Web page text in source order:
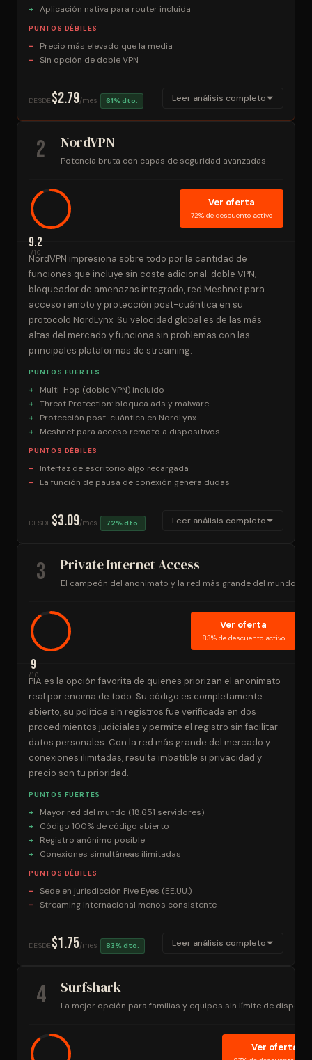
Aplicación nativa para router incluida
PUNTOS DÉBILES
Precio más elevado que la media
Sin opción de doble VPN
DESDE $2.79/mes 61% dto. Leer análisis completo
2 NordVPN
Potencia bruta con capas de seguridad avanzadas
9.2
/10
Ver oferta
72% de descuento activo
NordVPN impresiona sobre todo por la cantidad de
funciones que incluye sin coste adicional: doble VPN,
bloqueador de amenazas integrado, red Meshnet para
acceso remoto y protección post-cuántica en su
protocolo NordLynx. Su velocidad global es de las más
altas del mercado y funciona sin problemas con las
principales plataformas de streaming.
PUNTOS FUERTES
Multi-Hop (doble VPN) incluido
Threat Protection: bloquea ads y malware
Protección post-cuántica en NordLynx
Meshnet para acceso remoto a dispositivos
PUNTOS DÉBILES
Interfaz de escritorio algo recargada
La función de pausa de conexión genera dudas
DESDE $3.09/mes 72% dto. Leer análisis completo
3 Private Internet Access
El campeón del anonimato y la red más grande del mundo
9
/10
Ver oferta
83% de descuento activo
PIA es la opción favorita de quienes priorizan el anonimato
real por encima de todo. Su código es completamente
abierto, su política sin registros fue verificada en dos
procedimientos judiciales y permite el registro sin facilitar
datos personales. Con la red más grande del mercado y
conexiones ilimitadas, resulta imbatible si privacidad y
precio son tu prioridad.
PUNTOS FUERTES
Mayor red del mundo (18.651 servidores)
Código 100% de código abierto
Registro anónimo posible
Conexiones simultáneas ilimitadas
PUNTOS DÉBILES
Sede en jurisdicción Five Eyes (EE.UU.)
Streaming internacional menos consistente
DESDE $1.75/mes 83% dto. Leer análisis completo
4 Surfshark
La mejor opción para familias y equipos sin límite de
Ver oferta